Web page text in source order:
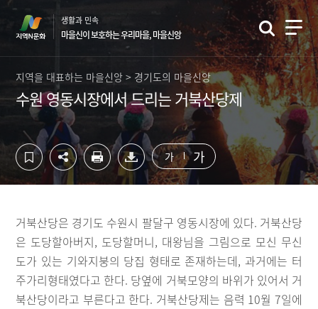
컨
영
바
기
하
역
로
생활과 민속
마을신이 보호하는 우리마을, 마을신앙
지역을 대표하는 마을신앙 > 경기도의 마을신앙
수원 영동시장에서 드리는 거북산당제
가 가
거북산당은 경기도 수원시 팔달구 영동시장에 있다. 거북산당
은 도당할아버지, 도당할머니, 대왕님을 그림으로 모신 무신
도가 있는 기와지붕의 당집 형태로 존재하는데, 과거에는 터
주가리형태였다고 한다. 당옆에 거북모양의 바위가 있어서 거
북산당이라고 부른다고 한다. 거북산당제는 음력 10월 7일에